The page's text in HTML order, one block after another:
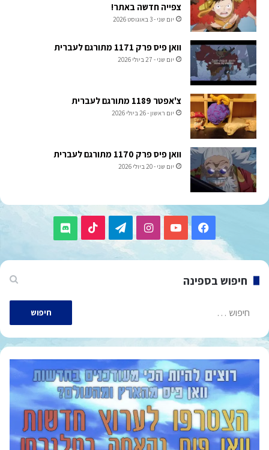
צפייה חדשה באתר!
יום שני - 3 באוגוסט 2026
וואן פיס פרק 1171 מתורגם לעברית
יום שני - 27 ביולי 2026
צ'אפטר 1189 מתורגם לעברית
יום ראשון - 26 ביולי 2026
וואן פיס פרק 1170 מתורגם לעברית
יום שני - 20 ביולי 2026
Facebook
YouTube
Instagram
Telegram
TikTok
Discord
חיפוש בספינה
חיפוש: